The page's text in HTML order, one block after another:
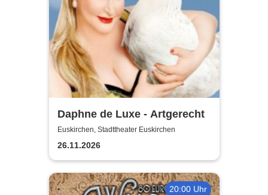
Daphne de Luxe - Artgerecht
Euskirchen, Stadttheater Euskirchen
26.11.2026
20:00 Uhr